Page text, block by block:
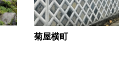
菊屋横町